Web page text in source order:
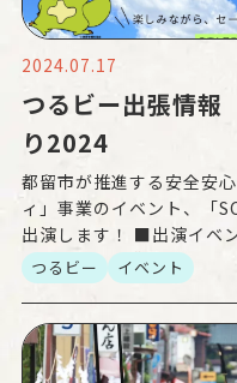
2024.07.17
つるビー出張情
り2024
都留市が推進する安全安
ィ」事業のイベント、「
出演します！ ■出演イベ
2024 開催日程 8月3日
つるビー イベント